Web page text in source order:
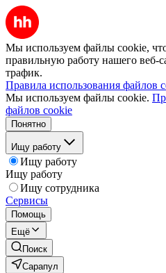
Мы используем файлы cookie,
правильную работу нашего веб-
трафик.
Правила использования файлов
Мы используем файлы cookie.
файлов cookie
Понятно
Ищу работу
Ищу работу
Ищу работу
Ищу сотрудника
Сервисы
Помощь
Ещё
Поиск
Сарапул